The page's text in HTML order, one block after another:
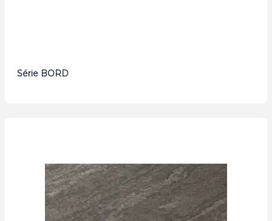
Série BORD